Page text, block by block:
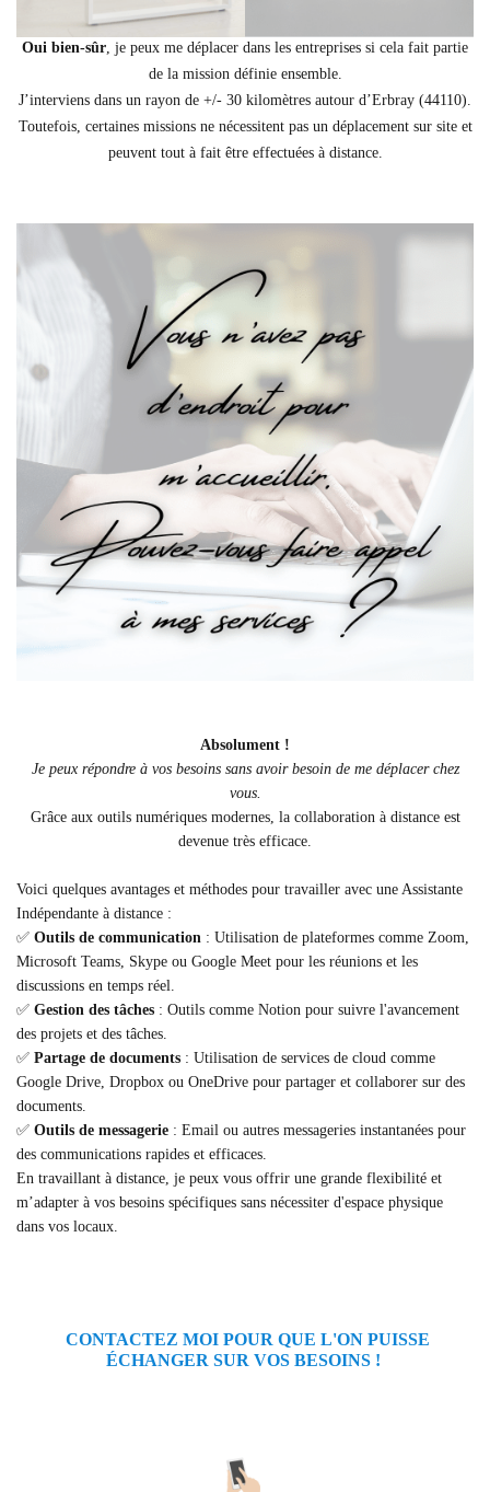
Oui bien-sûr , je peux me déplacer dans les entreprises si cela fait partie
de la mission définie ensemble.
J’interviens dans un rayon de +/- 30 kilomètres autour d’Erbray (44110).
Toutefois, certaines missions ne nécessitent pas un déplacement sur site et
peuvent tout à fait être effectuées à distance.
Absolument !
Je peux répondre à vos besoins sans avoir besoin de me déplacer chez
vous.
Grâce aux outils numériques modernes, la collaboration à distance est
devenue très efficace.
Voici quelques avantages et méthodes pour travailler avec une Assistante
Indépendante à distance :
✅ Outils de communication : Utilisation de plateformes comme Zoom,
Microsoft Teams, Skype ou Google Meet pour les réunions et les
discussions en temps réel.
✅ Gestion des tâches : Outils comme Notion pour suivre l'avancement
des projets et des tâches.
✅ Partage de documents : Utilisation de services de cloud comme
Google Drive, Dropbox ou OneDrive pour partager et collaborer sur des
documents.
✅ Outils de messagerie : Email ou autres messageries instantanées pour
des communications rapides et efficaces.
En travaillant à distance, je peux vous offrir une grande flexibilité et
m’adapter à vos besoins spécifiques sans nécessiter d'espace physique
dans vos locaux.
CONTACTEZ MOI POUR QUE L'ON PUISSE
ÉCHANGER SUR VOS BESOINS !